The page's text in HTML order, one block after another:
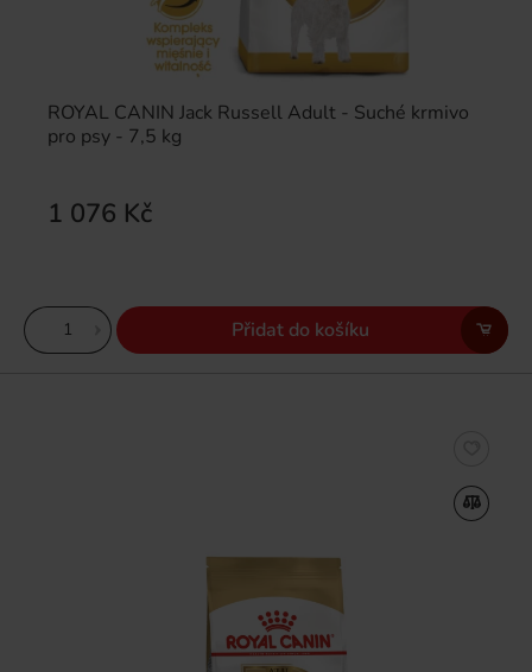
ROYAL CANIN Jack Russell Adult - Suché krmivo
pro psy - 7,5 kg
1 076 Kč
Přidat do košíku